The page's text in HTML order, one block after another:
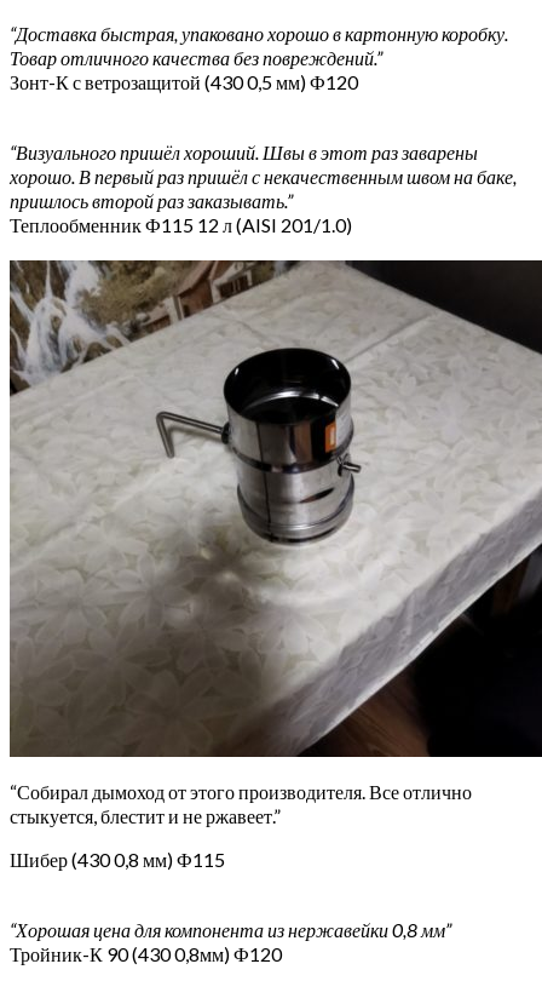
“Доставка быстрая, упаковано хорошо в картонную коробку.
Товар отличного качества без повреждений.”
Зонт-К с ветрозащитой (430 0,5 мм) Ф120
“Визуального пришёл хороший. Швы в этот раз заварены
хорошо. В первый раз пришёл с некачественным швом на баке,
пришлось второй раз заказывать.”
Теплообменник Ф115 12 л (AISI 201/1.0)
“Собирал дымоход от этого производителя. Все отлично
стыкуется, блестит и не ржавеет.”
Шибер (430 0,8 мм) Ф115
“Хорошая цена для компонента из нержавейки 0,8 мм”
Тройник-К 90 (430 0,8мм) Ф120